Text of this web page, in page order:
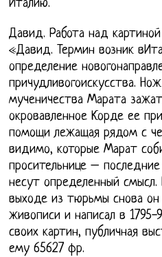
Италию.
Давид. Работа над
«Давид. Термин возник
определение
причудливогоискусства.
мученичества Марата
окровавленное Корде ее
помощи лежащая рядом с
видимо, которые Марат
просительнице –
несут определенный смысл.
выходе из тюрьмы снова он
живописи и написал в
своих картин, публичная
ему 65627 фр.